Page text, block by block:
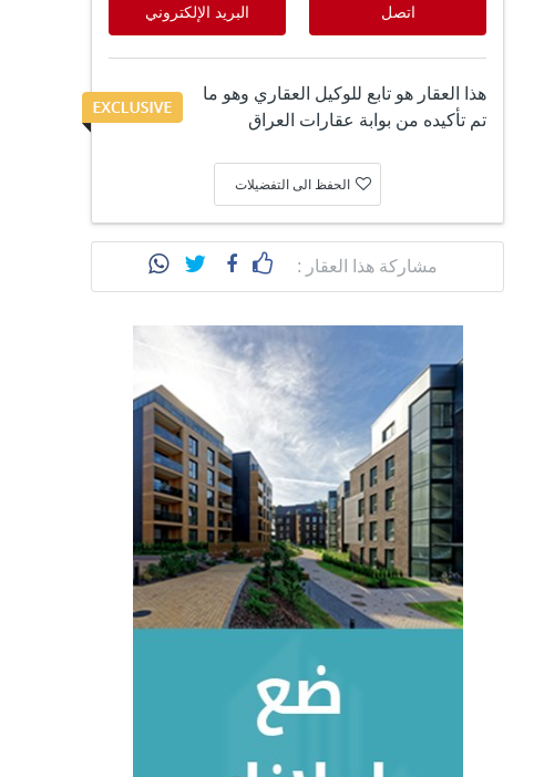
اتصل البريد الإلكتروني
هذا العقار هو تابع للوكيل العقاري وهو ما
تم تأكيده من بوابة عقارات العراق
الحفظ الى التفضيلات
مشاركة هذا العقار :